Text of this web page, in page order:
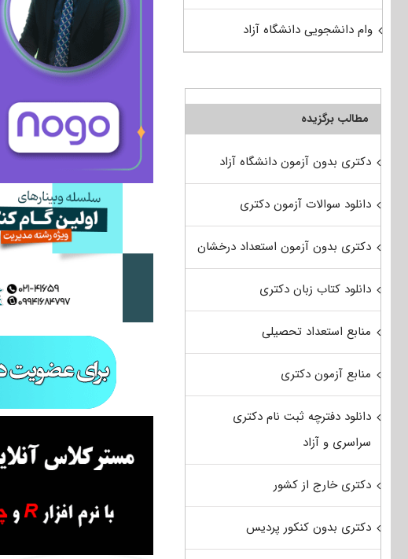
وام دانشجویی دانشگاه آزاد
مطالب برگزیده
دکتری بدون آزمون دانشگاه آزاد
دانلود سوالات آزمون دکتری
دکتری بدون آزمون استعداد درخشان
دانلود کتاب زبان دکتری
منابع استعداد تحصیلی
منابع آزمون دکتری
دانلود دفترچه ثبت نام دکتری
سراسری و آزاد
دکتری خارج از کشور
دکتری بدون کنکور پردیس